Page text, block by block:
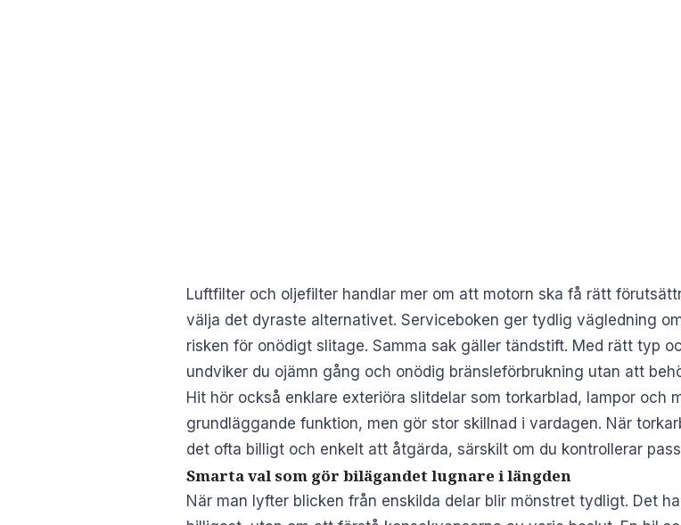
Luftfilter och oljefilter handlar mer om att motorn ska få rätt
välja det dyraste alternativet. Serviceboken ger tydlig vägledning
risken för onödigt slitage. Samma sak gäller tändstift. Med rätt typ
undviker du ojämn gång och onödig bränsleförbrukning utan att
Hit hör också enklare exteriöra slitdelar som torkarblad, lampor och
grundläggande funktion, men gör stor skillnad i vardagen. När
det ofta billigt och enkelt att åtgärda, särskilt om du kontrollerar
Smarta val som gör bilägandet lugnare i längden
När man lyfter blicken från enskilda delar blir mönstret tydligt. Det